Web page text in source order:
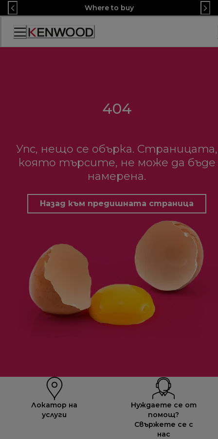
Skip
to
Content
Where to buy
Декларация
за
404
Упс, нещо се обърка. Страницата,
която търсите, не може да бъде
намерена.
Назад към предишната страница
Локатор на
услуги
Нуждаете се от
помощ?
Свържете се с
нас